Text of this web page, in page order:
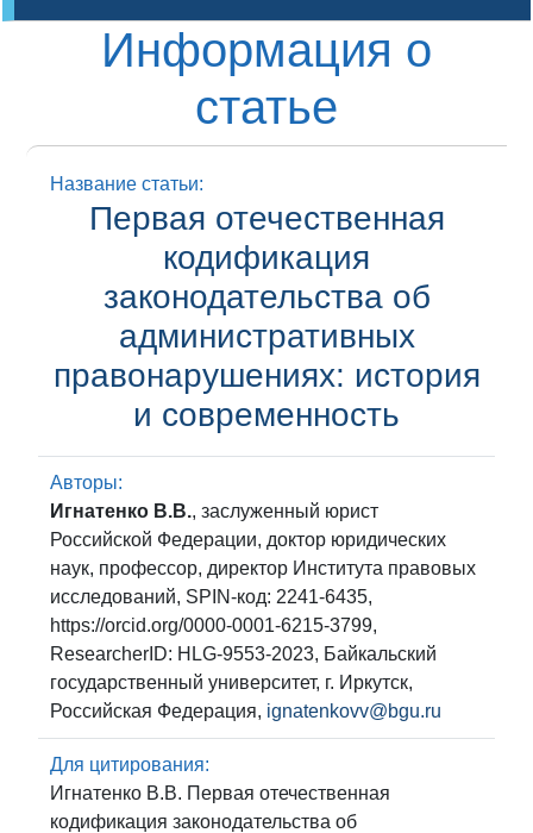
Информация о
статье
Название статьи:
Первая отечественная
кодификация
законодательства об
административных
правонарушениях: история
и современность
Авторы:
Игнатенко В.В., заслуженный юрист
Российской Федерации, доктор юридических
наук, профессор, директор Института правовых
исследований, SPIN-код: 2241-6435,
https://orcid.org/0000-0001-6215-3799,
ResearcherID: HLG-9553-2023, Байкальский
государственный университет, г. Иркутск,
Российская Федерация, ignatenkovv@bgu.ru
Для цитирования:
Игнатенко В.В. Первая отечественная
кодификация законодательства об